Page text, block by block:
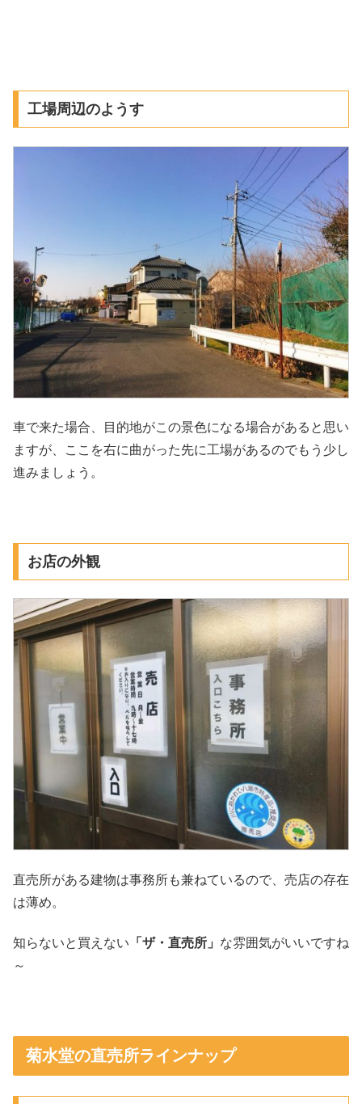
工場周辺のようす
車で来た場合、目的地がこの景色になる場合があると思い
ますが、ここを右に曲がった先に工場があるのでもう少し
進みましょう。
お店の外観
直売所がある建物は事務所も兼ねているので、売店の存在
は薄め。
知らないと買えない 「ザ・直売所」 な雰囲気がいいですね
～
菊水堂の直売所ラインナップ